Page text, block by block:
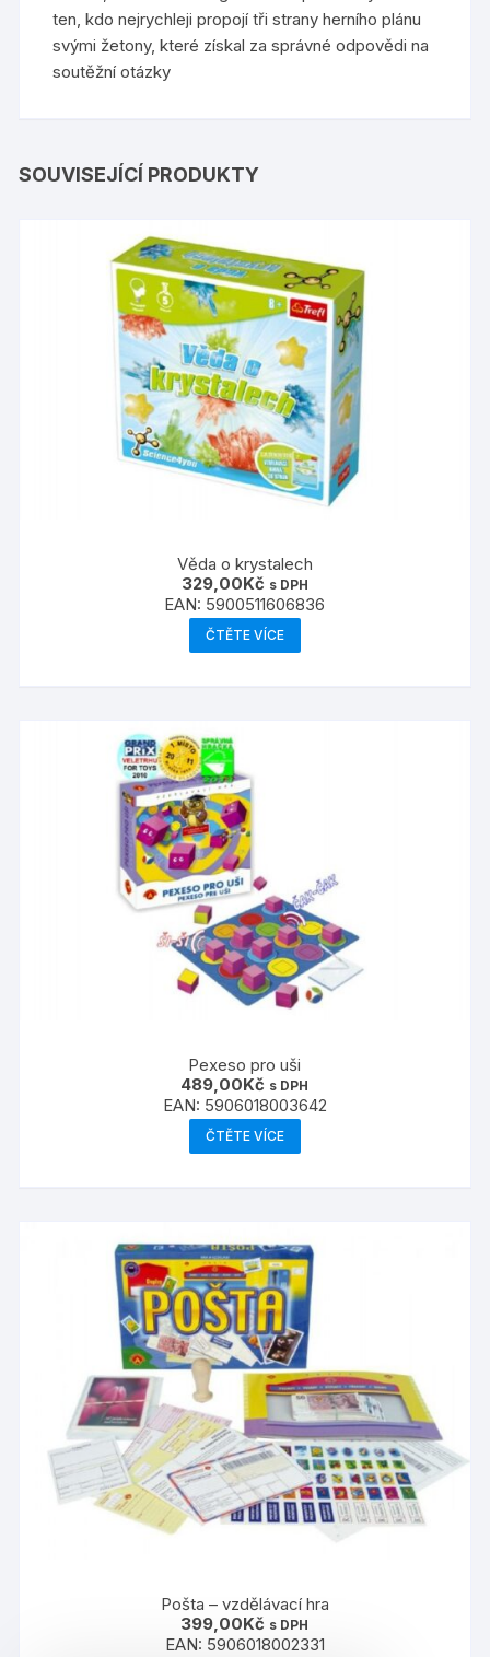
ten, kdo nejrychleji propojí tři strany herního plánu
svými žetony, které získal za správné odpovědi na
soutěžní otázky
SOUVISEJÍCÍ PRODUKTY
Věda o krystalech
329,00Kč s DPH
EAN: 5900511606836
ČTĚTE VÍCE
Pexeso pro uši
489,00Kč s DPH
EAN: 5906018003642
ČTĚTE VÍCE
Pošta – vzdělávací hra
399,00Kč s DPH
EAN: 5906018002331